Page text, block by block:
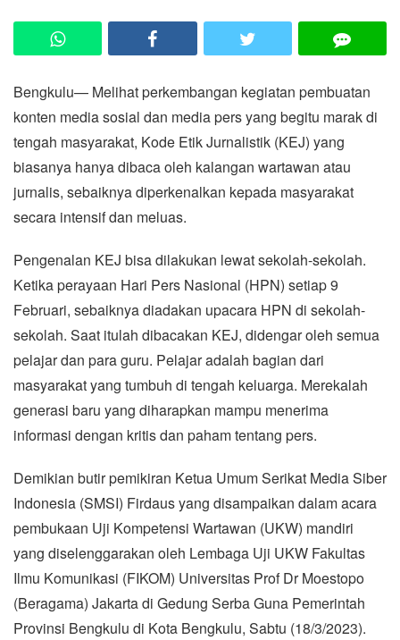
Bengkulu— Melihat perkembangan kegiatan pembuatan
konten media sosial dan media pers yang begitu marak di
tengah masyarakat, Kode Etik Jurnalistik (KEJ) yang
biasanya hanya dibaca oleh kalangan wartawan atau
jurnalis, sebaiknya diperkenalkan kepada masyarakat
secara intensif dan meluas.
Pengenalan KEJ bisa dilakukan lewat sekolah-sekolah.
Ketika perayaan Hari Pers Nasional (HPN) setiap 9
Februari, sebaiknya diadakan upacara HPN di sekolah-
sekolah. Saat itulah dibacakan KEJ, didengar oleh semua
pelajar dan para guru. Pelajar adalah bagian dari
masyarakat yang tumbuh di tengah keluarga. Merekalah
generasi baru yang diharapkan mampu menerima
informasi dengan kritis dan paham tentang pers.
Demikian butir pemikiran Ketua Umum Serikat Media Siber
Indonesia (SMSI) Firdaus yang disampaikan dalam acara
pembukaan Uji Kompetensi Wartawan (UKW) mandiri
yang diselenggarakan oleh Lembaga Uji UKW Fakultas
Ilmu Komunikasi (FIKOM) Universitas Prof Dr Moestopo
(Beragama) Jakarta di Gedung Serba Guna Pemerintah
Provinsi Bengkulu di Kota Bengkulu, Sabtu (18/3/2023).